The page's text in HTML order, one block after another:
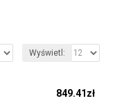
Wyświetl:
849.41zł